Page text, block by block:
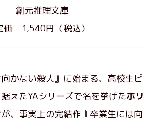
創元推理文庫
価 1,540円（税込）
向かない殺人』に始まる、高校生ピ
えたYAシリーズで名を挙げたホリ
が、事実上の完結作『卒業生には向